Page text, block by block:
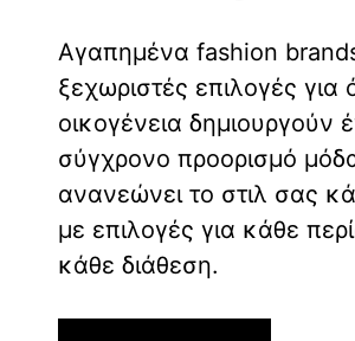
Αγαπημένα fashion
ξεχωριστές επιλογές για
οικογένεια δημιουργούν
σύγχρονο προορισμό
ανανεώνει το στιλ σας
με επιλογές για κάθε
κάθε διάθεση.